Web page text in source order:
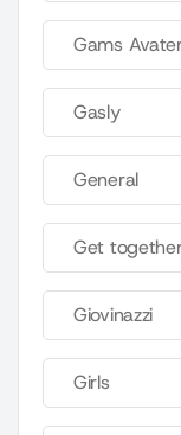
Gams
Gasly
General
Get
Giovinazzi
Girls